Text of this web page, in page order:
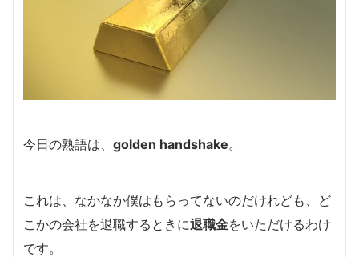
今日の熟語は、 golden handshake。
これは、なかなか僕はもらってないのだけれども、ど
こかの会社を退職するときに退職金をいただけるわけ
です。